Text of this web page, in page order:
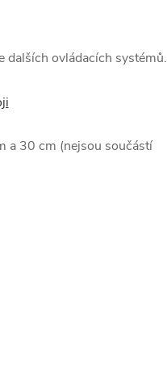
dalších ovládacích systémů.
a 30 cm (nejsou součástí